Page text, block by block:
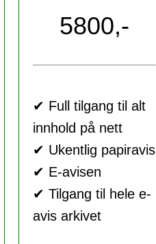
5800,-
✔ Full tilgang til alt
innhold på nett
✔ Ukentlig papiravis
✔ E-avisen
✔ Tilgang til hele e-
avis arkivet